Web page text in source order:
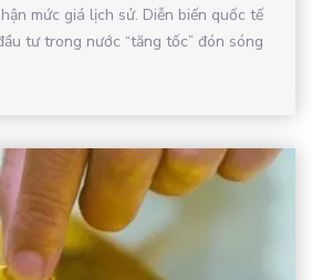
mức giá lịch sử. Diễn biến quốc tế
tư trong nước “tăng tốc” đón sóng